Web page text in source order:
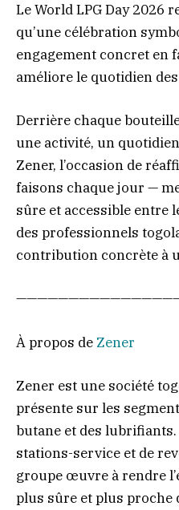
Le World LPG Day 2026
qu’une célébration
engagement concret en
améliore le quotidien
Derrière chaque
une activité, un
Zener, l’occasion de
faisons chaque jour —
sûre et accessible entre
des professionnels
contribution concrète à
À propos de Zener
Zener est une société
présente sur les
butane et des
stations-service et de
groupe œuvre à rendre
plus sûre et plus proche